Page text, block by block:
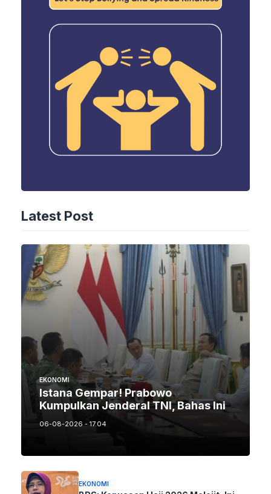
Latest Post
EKONOMI
Istana Gempar! Prabowo
Kumpulkan Jenderal TNI, Bahas Ini
06-08-2026 - 17.04
EKONOMI